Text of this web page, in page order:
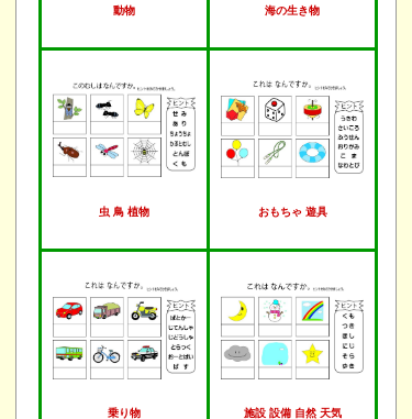
動物 海の生き物
虫 鳥 植物 おもちゃ 遊具
乗り物 施設 設備 自然 天気